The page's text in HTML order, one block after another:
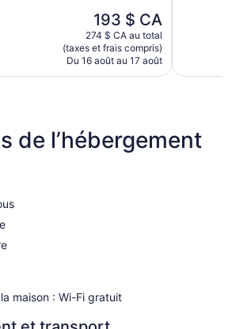
Le
prix
est
de
193 $ CA
193 $ CA
274 $ CA au total
(taxes et frais compris)
Du 16 août au 17 août
de l’hébergement
maison : Wi-Fi gratuit